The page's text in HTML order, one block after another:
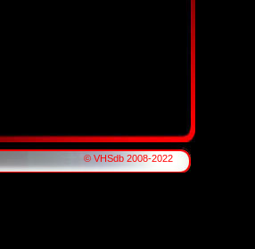
© VHSdb 2008-2022